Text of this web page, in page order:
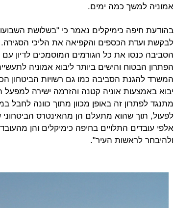
אמוניה למשך כמה ימים.
בהודעת חיפה כימיקלים נאמר כי "בשלושת
לבקשת ועדת הכספים והקפיאה את הליכי
הסביבה כנסו את כל הגורמים המוסמכים לדיון
הפתרון הבטוח והישים ביותר ליבוא אמוניה
המשרד להגנת הסביבה כמו גם רשויות הביטחון
יבוא באמצעות אוניה קטנה והזרמה ישירה למפעל
מתנגד לפתרון זה באופן מכוון מתוך כוונה
לפעול, תוך שהוא מתעלם הן מהאינטרס
אלפי עובדים התלויים בחיפה כימיקלים והן
ולהיבחר לראשות העיר".